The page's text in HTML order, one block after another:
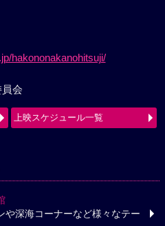
hakononakanohitsuji/
会
上映スケジュール一覧
や深海コーナーなど様々なテー